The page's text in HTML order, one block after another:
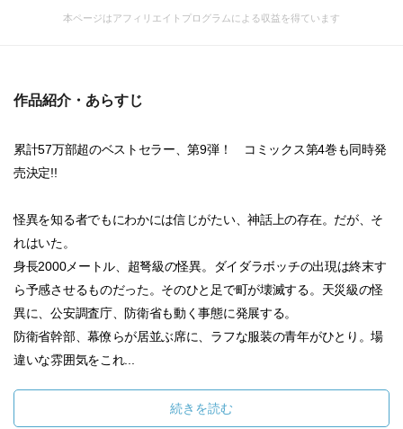
本ページはアフィリエイトプログラムによる収益を得ています
作品紹介・あらすじ
累計57万部超のベストセラー、第9弾！ コミックス第4巻も同時発
売決定!!
怪異を知る者でもにわかには信じがたい、神話上の存在。だが、そ
れはいた。
身長2000メートル、超弩級の怪異。ダイダラボッチの出現は終末す
ら予感させるものだった。そのひと足で町が壊滅する。天災級の怪
異に、公安調査庁、防衛省も動く事態に発展する。
防衛省幹部、幕僚らが居並ぶ席に、ラフな服装の青年がひとり。場
違いな雰囲気をこれ...
続きを読む